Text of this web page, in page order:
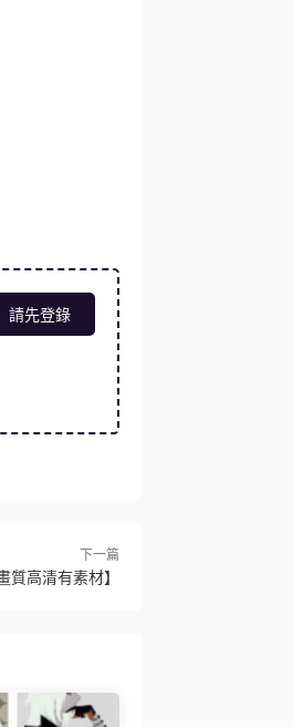
請先登錄
下一篇
高清有素材】